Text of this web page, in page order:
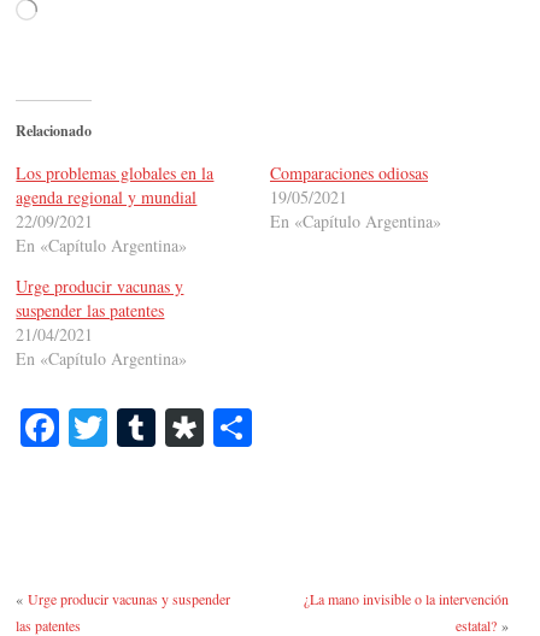
Cargando...
Relacionado
Los problemas globales en la
agenda regional y mundial
22/09/2021
En «Capítulo Argentina»
Comparaciones odiosas
19/05/2021
En «Capítulo Argentina»
Urge producir vacunas y
suspender las patentes
21/04/2021
En «Capítulo Argentina»
Fa
ce
T
wi
T
u
Di
as
«Urge producir vacunas y suspender
las patentes
¿La mano invisible o la intervención
estatal?»